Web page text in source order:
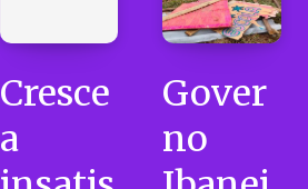
Cresce
a
Gover
no